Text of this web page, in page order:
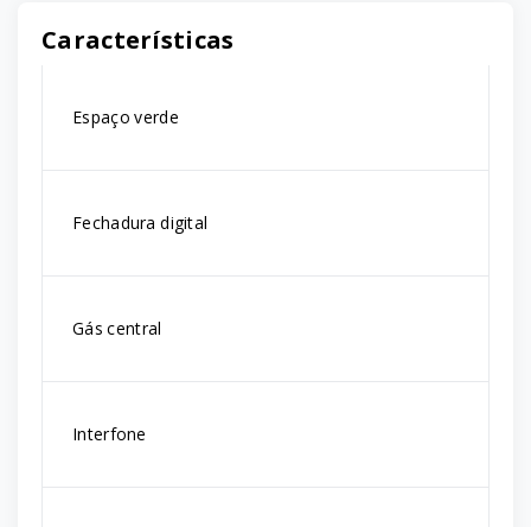
Características
Espaço verde
Fechadura digital
Gás central
Interfone